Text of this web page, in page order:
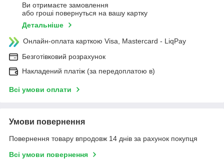
Ви отримаєте замовлення
або гроші повернуться на вашу картку
Детальніше
Онлайн-оплата карткою Visa, Mastercard - LiqPay
Безготівковий розрахунок
Накладений платіж (за передоплатою в)
Всі умови оплати
Умови повернення
Повернення товару впродовж 14 днів за рахунок покупця
Всі умови повернення